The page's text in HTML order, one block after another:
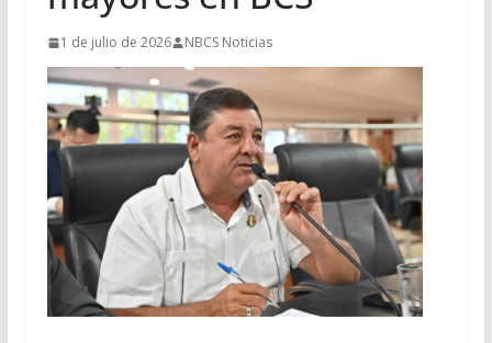
1 de julio de 2026 NBCS Noticias